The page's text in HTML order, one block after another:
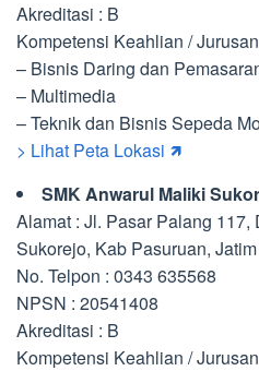
Akreditasi : B
Kompetensi Keahlian /
– Bisnis Daring dan
– Multimedia
– Teknik dan Bisnis Sepeda
> Lihat Peta Lokasi 🡽
SMK Anwarul Maliki
Alamat : Jl. Pasar Palang 117,
Sukorejo, Kab Pasuruan, Jatim
No. Telpon : 0343 635568
NPSN : 20541408
Akreditasi : B
Kompetensi Keahlian /